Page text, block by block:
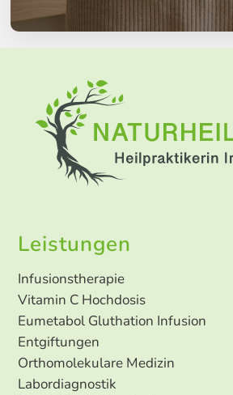
Leistungen
Navigation
überspringen
Infusionstherapie
Vitamin C Hochdosis
Eumetabol Gluthation Infusion
Entgiftungen
Orthomolekulare Medizin
Labordiagnostik